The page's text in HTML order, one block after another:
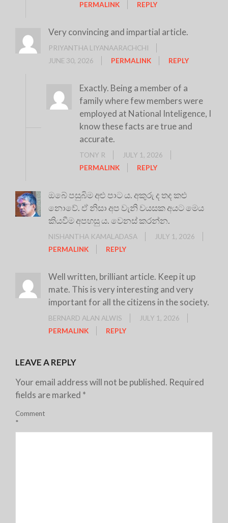
PERMALINK
REPLY
Very convincing and impartial article.
PRIYANTHA LIYANAARACHCHI
JUNE 30, 2026
PERMALINK REPLY
Exactly. Being a member of a
family where few members were
employed at National Inteligence, I
know these facts are true and
accurate.
TONY R
JULY 1, 2026
PERMALINK
REPLY
ඔබේ පසුබිම අළු පාට ය. අකුරු ද තද කළු
නොවේ. ඒ නිසා අප වැනි වයසක අයට මෙය
කියවීම අපහසු ය. වෙනස් කරන්න.
NISHANTHA KAMALADASA
JULY 1, 2026
PERMALINK
REPLY
Well written, brilliant article. Keep it up
mate. This is very interesting and very
important for all the citizens in the society.
BERNARD ALAN ALWIS
JULY 1, 2026
PERMALINK
REPLY
LEAVE A REPLY
Your email address will not be published. Required
fields are marked *
Comment
*